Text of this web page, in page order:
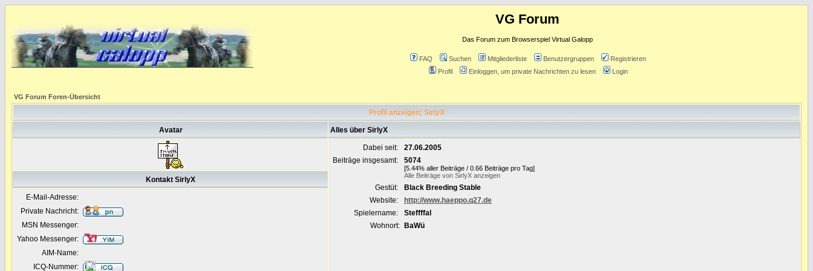
VG Forum
Das Forum zum Browserspiel Virtual Galopp
FAQ Suchen Mitgliederliste Benutzergruppen
Registrieren
Profil
Einloggen, um private Nachrichten zu lesen Login
VG Forum Foren-Übersicht
Profil anzeigen: SirlyX
Avatar Alles über SirlyX
Dabei seit:
27.06.2005
Beiträge insgesamt:
5074
[5.44% aller Beiträge / 0.66 Beiträge pro Tag]
Alle Beiträge von SirlyX anzeigen
Gestüt:
Black Breeding Stable
Website:
http://www.haeppo.q27.de
Spielername:
Steffffal
Wohnort:
BaWü
Kontakt SirlyX
E-Mail-Adresse:
Private Nachricht:
MSN Messenger:
Yahoo Messenger:
AIM-Name:
ICQ-Nummer: